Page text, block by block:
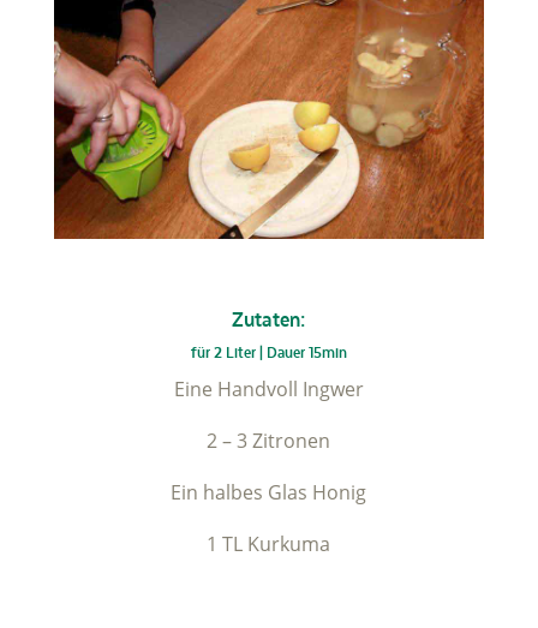
Zutaten:
für 2 Liter | Dauer 15min
Eine Handvoll Ingwer
2 – 3 Zitronen
Ein halbes Glas Honig
1 TL Kurkuma